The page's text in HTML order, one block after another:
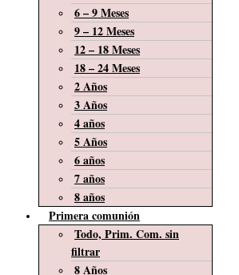
6 – 9 Meses
9 – 12 Meses
12 – 18 Meses
18 – 24 Meses
2 Años
3 Años
4 años
5 Años
6 años
7 años
8 años
Primera comunión
Todo, Prim. Com. sin
filtrar
8 Años